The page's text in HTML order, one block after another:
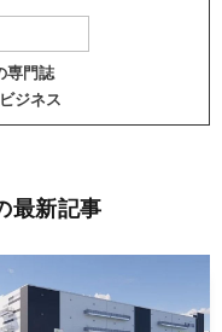
専門誌
ジネス
最新記事